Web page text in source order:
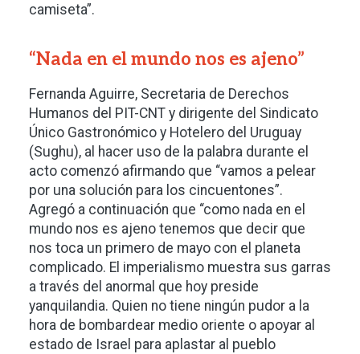
camiseta”.
“Nada en el mundo nos es ajeno”
Fernanda Aguirre, Secretaria de Derechos
Humanos del PIT-CNT y dirigente del Sindicato
Único Gastronómico y Hotelero del Uruguay
(Sughu), al hacer uso de la palabra durante el
acto comenzó afirmando que “vamos a pelear
por una solución para los cincuentones”.
Agregó a continuación que “como nada en el
mundo nos es ajeno tenemos que decir que
nos toca un primero de mayo con el planeta
complicado. El imperialismo muestra sus garras
a través del anormal que hoy preside
yanquilandia. Quien no tiene ningún pudor a la
hora de bombardear medio oriente o apoyar al
estado de Israel para aplastar al pueblo